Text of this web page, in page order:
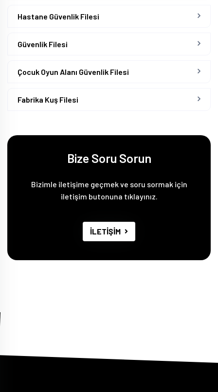
Hastane Güvenlik Filesi
Güvenlik Filesi
Çocuk Oyun Alanı Güvenlik Filesi
Fabrika Kuş Filesi
Bize Soru Sorun
Bizimle iletişime geçmek ve soru sormak için
iletişim butonuna tıklayınız.
İLETİŞİM